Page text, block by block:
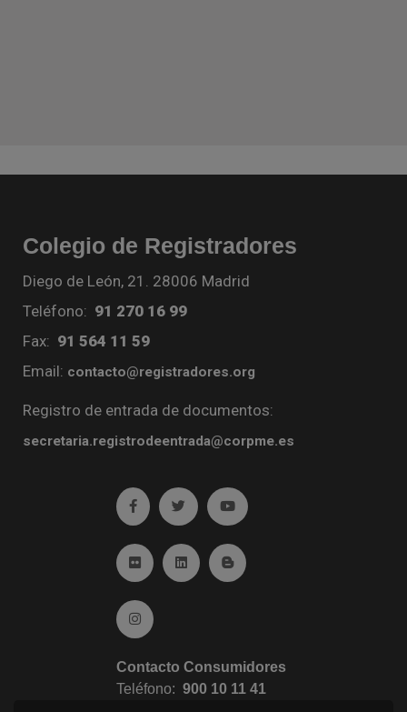
Colegio de Registradores
Diego de León, 21. 28006 Madrid
Teléfono: 91 270 16 99
Fax: 91 564 11 59
Email: contacto@registradores.org
Registro de entrada de documentos:
secretaria.registrodeentrada@corpme.es
Ir a facebook (abre en ventana nueva)
Ir a twitter (abre en ventana nueva)
Ir a YouTube (abre en
Ir a Flickr (abre en ventana nueva)
Ir a Linkedin (abre en ventana nueva)
Ir al Blog (abre en ventana
Ir a Instagram (abre en ventana nueva)
Contacto Consumidores
Teléfono: 900 10 11 41